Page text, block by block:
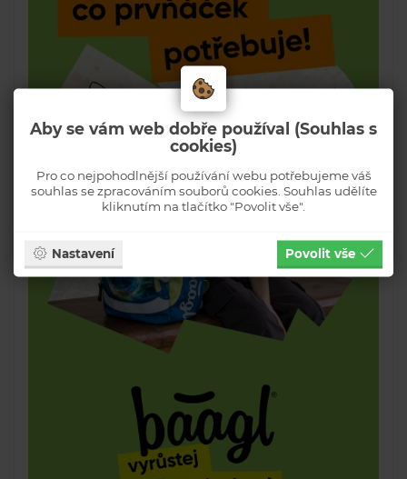
Aby se vám web dobře používal (Souhlas s
cookies)
Pro co nejpohodlnější používání webu potřebujeme váš
souhlas se zpracováním souborů cookies. Souhlas udělíte
kliknutím na tlačítko "Povolit vše".
Nastavení Povolit vše